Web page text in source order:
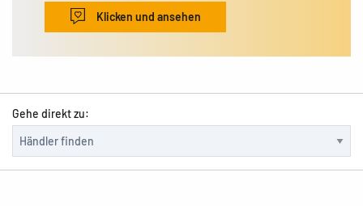
Klicken und ansehen
Gehe direkt zu: